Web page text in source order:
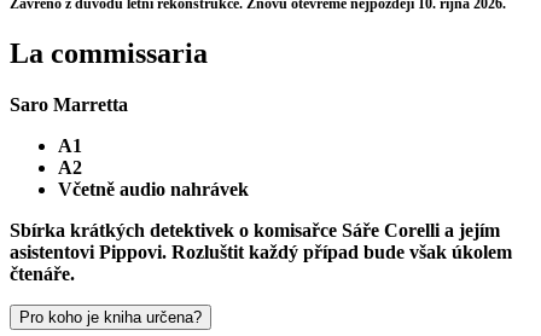
Zavřeno z důvodu letní rekonstrukce. Znovu otevřeme nejpozději 10. října 2026.
La commissaria
Saro Marretta
A1
A2
Včetně audio nahrávek
Sbírka krátkých detektivek o komisařce Sáře Corelli a jejím
asistentovi Pippovi. Rozluštit každý případ bude však úkolem
čtenáře.
Pro koho je kniha určena?